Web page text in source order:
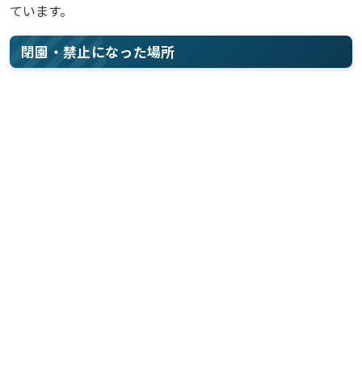
ています。
閉園・禁止になった場所